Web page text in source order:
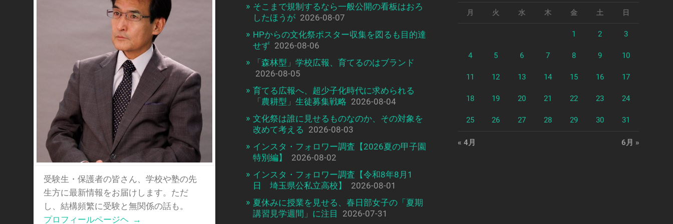
受験生・保護者の皆さん、学校や塾の先
生方に最新情報をお届けします。ただ
し、結構頻繁に受験と無関係の話も。
プロフィールページヘ →
そこまで規制するなら一般公開の看板はおろ
したほうが 2026-08-07
HPからの文化祭ポスター収集を図るも目的達
せず 2026-08-06
「森林型」学校広報、育てるのはブランド
2026-08-05
育てる広報へ、超少子化時代に求められる
「農耕型」生徒募集戦略 2026-08-04
文化祭は誰に見せるものなのか、その対象を
改めて考える 2026-08-03
インスタ・フォロワー調査【2026夏の甲子園
特別編】
2026-08-02
インスタ・フォロワー調査【令和8年8月1
日 埼玉県公私立高校】
2026-08-01
夏休みに授業を見せる、春日部女子の「夏期
講習見学週間」に注目
2026-07-31
月 火 水 木 金 土 日
1 2 3
4 5 6 7 8 9 10
11 12 13 14 15 16 17
18 19 20 21 22 23 24
25 26 27 28 29 30 31
« 4月 6月 »